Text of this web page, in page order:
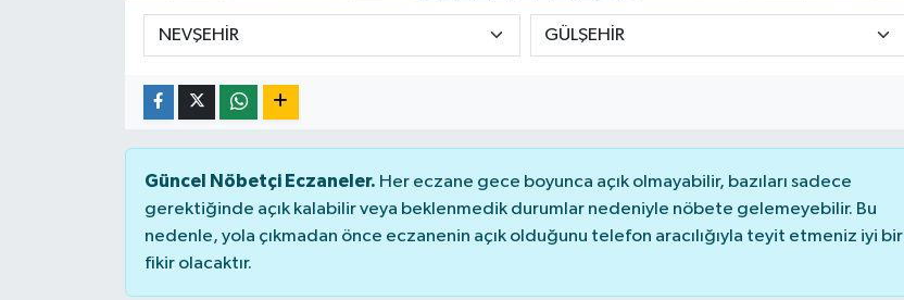
Güncel Nöbetçi Eczaneler. Her eczane gece boyunca açık olmayabilir, bazıları sadece
gerektiğinde açık kalabilir veya beklenmedik durumlar nedeniyle nöbete gelemeyebilir. Bu
nedenle, yola çıkmadan önce eczanenin açık olduğunu telefon aracılığıyla teyit etmeniz iyi bir
fikir olacaktır.